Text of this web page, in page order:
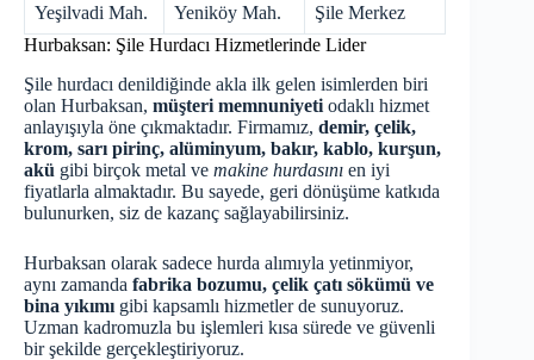
Yeşilvadi Mah. Yeniköy Mah.
Şile Merkez
Hurbaksan: Şile Hurdacı Hizmetlerinde Lider
Şile hurdacı denildiğinde akla ilk gelen isimlerden biri
olan Hurbaksan, müşteri memnuniyeti odaklı hizmet
anlayışıyla öne çıkmaktadır. Firmamız, demir, çelik,
krom, sarı pirinç, alüminyum, bakır, kablo, kurşun,
akü gibi birçok metal ve makine hurdasını en iyi
fiyatlarla almaktadır. Bu sayede, geri dönüşüme katkıda
bulunurken, siz de kazanç sağlayabilirsiniz.
Hurbaksan olarak sadece hurda alımıyla yetinmiyor,
aynı zamanda fabrika bozumu, çelik çatı sökümü ve
bina yıkımı gibi kapsamlı hizmetler de sunuyoruz.
Uzman kadromuzla bu işlemleri kısa sürede ve güvenli
bir şekilde gerçekleştiriyoruz.